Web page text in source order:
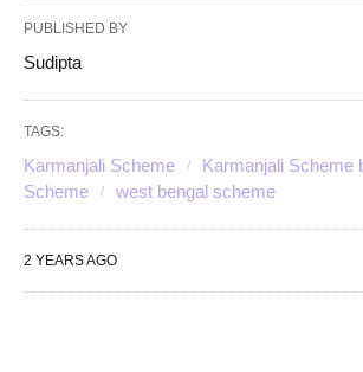
PUBLISHED BY
Sudipta
TAGS:
Karmanjali Scheme
Karmanjali Scheme
Scheme
west bengal scheme
2 YEARS AGO